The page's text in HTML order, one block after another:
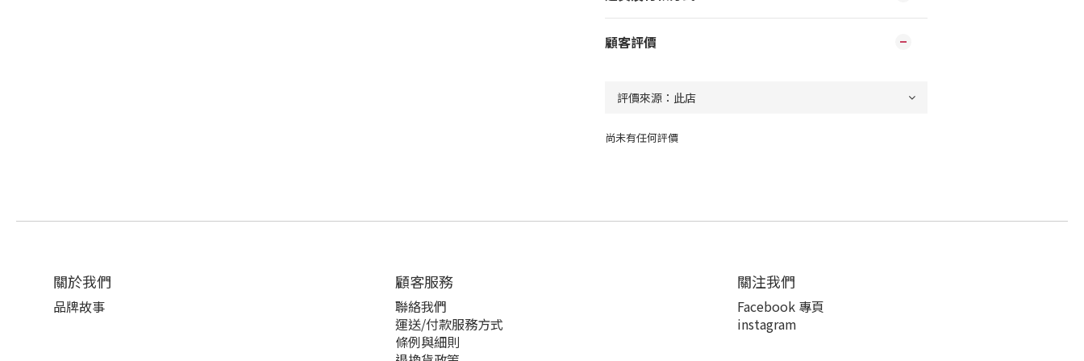
顧客評價
尚未有任何評價
關於我們
品牌故事
顧客服務
聯絡我們
運送/付款服務方式
條例與細則
關注我們
Facebook 專頁
instagram